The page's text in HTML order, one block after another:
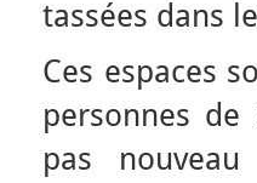
tassées dans
Ces espaces
personnes
pas